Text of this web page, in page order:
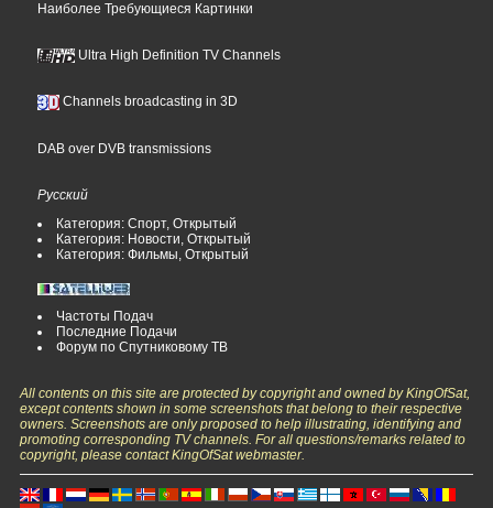
Наиболее Требующиеся Картинки
Ultra High Definition TV Channels
Channels broadcasting in 3D
DAB over DVB transmissions
Русский
Категория: Спорт, Открытый
Категория: Новости, Открытый
Категория: Фильмы, Открытый
Частоты Подач
Последние Подачи
Форум по Спутниковому ТВ
All contents on this site are protected by copyright and owned by KingOfSat,
except contents shown in some screenshots that belong to their respective
owners. Screenshots are only proposed to help illustrating, identifying and
promoting corresponding TV channels. For all questions/remarks related to
copyright, please contact KingOfSat webmaster.